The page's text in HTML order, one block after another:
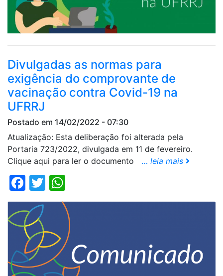
Divulgadas as normas para
exigência do comprovante de
vacinação contra Covid-19 na
UFRRJ
Postado em 14/02/2022 - 07:30
Atualização: Esta deliberação foi alterada pela
Portaria 723/2022, divulgada em 11 de fevereiro.
Clique aqui para ler o documento … leia mais
Facebook
Twitter